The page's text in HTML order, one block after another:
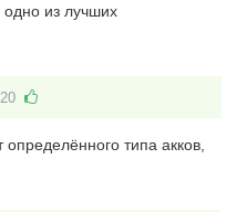
одно из лучших
определённого типа акков,